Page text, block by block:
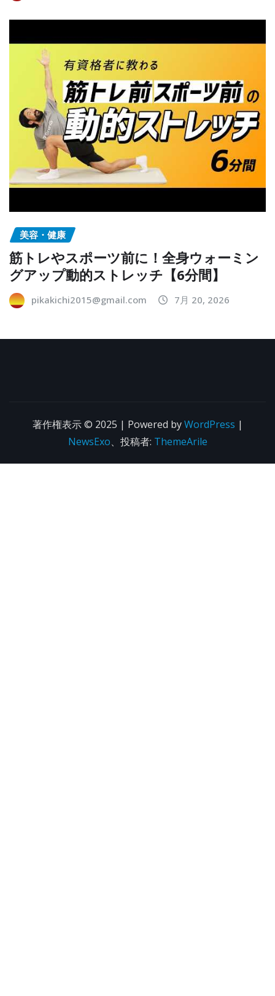
美容・健康
筋トレやスポーツ前に！全身ウォーミン
グアップ動的ストレッチ【6分間】
pikakichi2015@gmail.com 7月 20, 2026
著作権表示 © 2025 | Powered byWordPress |
NewsExo、投稿者: ThemeArile